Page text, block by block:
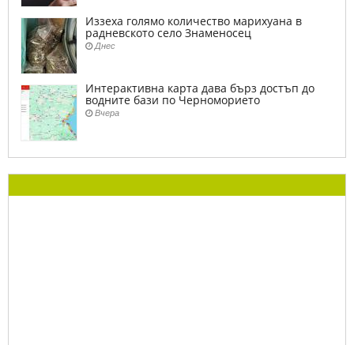
Иззеха голямо количество марихуана в
радневското село Знаменосец
Днес
Интерактивна карта дава бърз достъп до
водните бази по Черноморието
Вчера